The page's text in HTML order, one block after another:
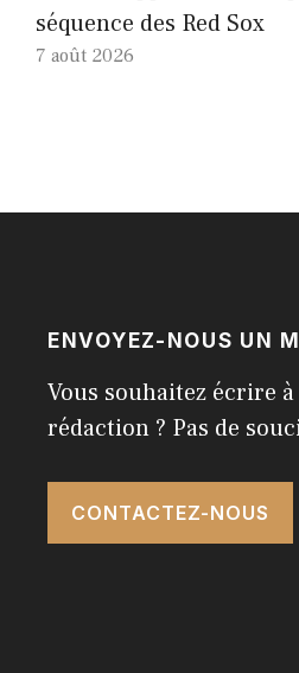
séquence des Red Sox
7 août 2026
ENVOYEZ-NOUS UN
Vous souhaitez écrire
rédaction ? Pas de
CONTACTEZ-NOUS